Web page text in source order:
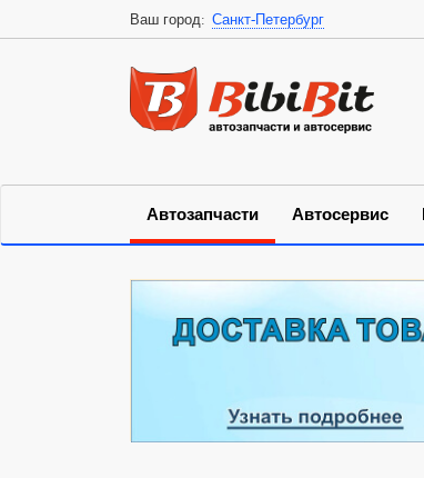
Ваш город: Санкт-Петербург
Автозапчасти Автосервис